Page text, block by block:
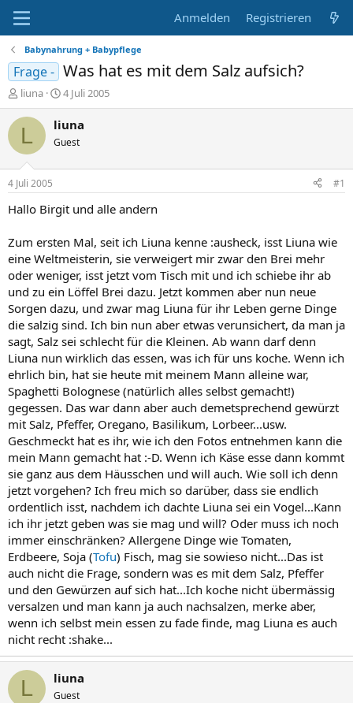
Anmelden Registrieren
Babynahrung + Babypflege
Frage - Was hat es mit dem Salz aufsich?
E
r
s
e
r
liuna
E
r
s
e
t
a
4 Juli 2005
L liuna
Guest
4 Juli 2005 #1
Hallo Birgit und alle andern
Zum ersten Mal, seit ich Liuna kenne :ausheck, isst Liuna wie
eine Weltmeisterin, sie verweigert mir zwar den Brei mehr
oder weniger, isst jetzt vom Tisch mit und ich schiebe ihr ab
und zu ein Löffel Brei dazu. Jetzt kommen aber nun neue
Sorgen dazu, und zwar mag Liuna für ihr Leben gerne Dinge
die salzig sind. Ich bin nun aber etwas verunsichert, da man ja
sagt, Salz sei schlecht für die Kleinen. Ab wann darf denn
Liuna nun wirklich das essen, was ich für uns koche. Wenn ich
ehrlich bin, hat sie heute mit meinem Mann alleine war,
Spaghetti Bolognese (natürlich alles selbst gemacht!)
gegessen. Das war dann aber auch demetsprechend gewürzt
mit Salz, Pfeffer, Oregano, Basilikum, Lorbeer...usw.
Geschmeckt hat es ihr, wie ich den Fotos entnehmen kann die
mein Mann gemacht hat :-D. Wenn ich Käse esse dann kommt
sie ganz aus dem Häusschen und will auch. Wie soll ich denn
jetzt vorgehen? Ich freu mich so darüber, dass sie endlich
ordentlich isst, nachdem ich dachte Liuna sei ein Vogel...Kann
ich ihr jetzt geben was sie mag und will? Oder muss ich noch
immer einschränken? Allergene Dinge wie Tomaten,
Erdbeere, Soja (Tofu) Fisch, mag sie sowieso nicht...Das ist
auch nicht die Frage, sondern was es mit dem Salz, Pfeffer
und den Gewürzen auf sich hat...Ich koche nicht übermässig
versalzen und man kann ja auch nachsalzen, merke aber,
wenn ich selbst mein essen zu fade finde, mag Liuna es auch
nicht recht :shake...
L liuna
Guest